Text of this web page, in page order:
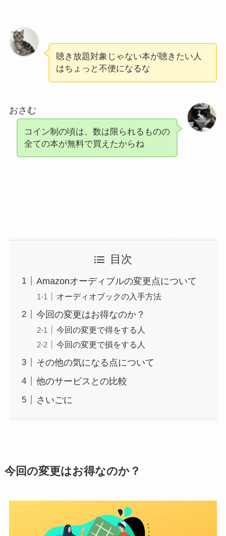
ろく
聴き放題対象じゃない本が聴きたい人
はちょっと不便になるな
おさむ
コイン制の頃は、数は限られるものの
全ての本が無料で買えたからね
目次
Amazonオーディブルの変更点について
オーディオブックの入手方法
今回の変更はお得なのか？
今回の変更で得をする人
今回の変更で損をする人
その他の気になる点について
他のサービスとの比較
さいごに
今回の変更はお得なのか？